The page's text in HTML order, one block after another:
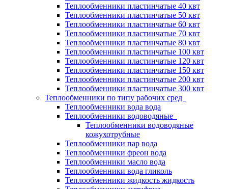
Теплообменники пластинчатые 40 квт
Теплообменники пластинчатые 50 квт
Теплообменники пластинчатые 60 квт
Теплообменники пластинчатые 70 квт
Теплообменники пластинчатые 80 квт
Теплообменники пластинчатые 100 квт
Теплообменники пластинчатые 120 квт
Теплообменники пластинчатые 150 квт
Теплообменники пластинчатые 200 квт
Теплообменники пластинчатые 300 квт
Теплообменники по типу рабочих сред
Теплообменники вода вода
Теплообменники водоводяные
Теплообменники водоводяные
кожухотрубные
Теплообменники пар вода
Теплообменники фреон вода
Теплообменники масло вода
Теплообменники вода гликоль
Теплообменники жидкость жидкость